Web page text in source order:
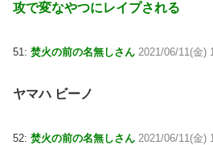
攻で変なやつにレイプされる
51: 焚火の前の名無しさん 2021/06/11(金)
ヤマハ ビーノ
52: 焚火の前の名無しさん 2021/06/11(金)